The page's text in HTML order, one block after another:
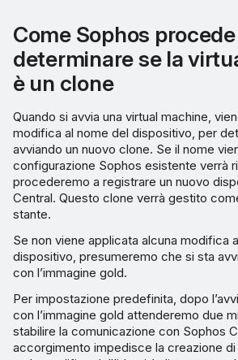
Come Sophos
determinare se la
è un clone
Quando si avvia una virtual machine,
modifica al nome del dispositivo, per
avviando un nuovo clone. Se il nome
configurazione Sophos esistente verrà
procederemo a registrare un nuovo
Central. Questo clone verrà gestito
stante.
Se non viene applicata alcuna modifica
dispositivo, presumeremo che si sta
con l’immagine gold.
Per impostazione predefinita, dopo
con l’immagine gold attenderemo due
stabilire la comunicazione con Sophos
accorgimento impedisce la creazione